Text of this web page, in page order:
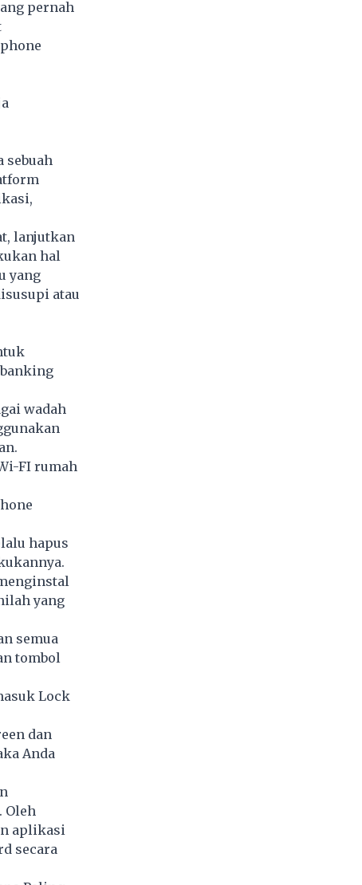
pernah
sebuah
lanjutkan
hal
yang
atau
wadah
FI rumah
hapus
yang
semua
tombol
Lock
dan
Anda
Oleh
aplikasi
secara